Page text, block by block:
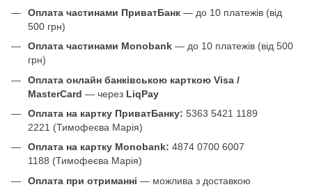
Оплата частинами ПриватБанк — до 10 платежів (від
500 грн)
Оплата частинами Monobank — до 10 платежів (від 500
грн)
Оплата онлайн банківською карткою Visa /
MasterCard — через LiqPay
Оплата на картку ПриватБанку: 5363 5421 1189
2221 (Тимофеєва Марія)
Оплата на картку Monobank: 4874 0700 6007
1188 (Тимофеєва Марія)
Оплата при отриманні — можлива з доставкою